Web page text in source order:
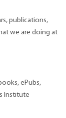
publications,
we are doing at
ePubs,
Institute